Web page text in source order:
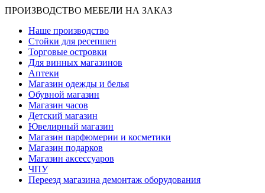
ПРОИЗВОДСТВО МЕБЕЛИ НА ЗАКАЗ
Наше производство
Стойки для ресепшен
Торговые островки
Для винных магазинов
Аптеки
Магазин одежды и белья
Обувной магазин
Магазин часов
Детский магазин
Ювелирный магазин
Магазин парфюмерии и косметики
Магазин подарков
Магазин аксессуаров
ЧПУ
Переезд магазина демонтаж оборудования